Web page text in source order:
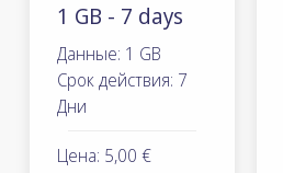
1 GB - 7 days
Данные: 1 GB
Срок действия: 7
Дни
Цена: 5,00 €